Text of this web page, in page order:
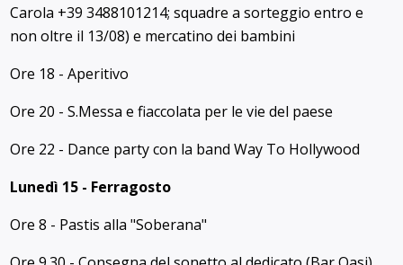
Carola +39 3488101214; squadre a sorteggio entro e
non oltre il 13/08) e mercatino dei bambini
Ore 18 - Aperitivo
Ore 20 - S.Messa e fiaccolata per le vie del paese
Ore 22 - Dance party con la band Way To Hollywood
Lunedì 15 - Ferragosto
Ore 8 - Pastis alla "Soberana"